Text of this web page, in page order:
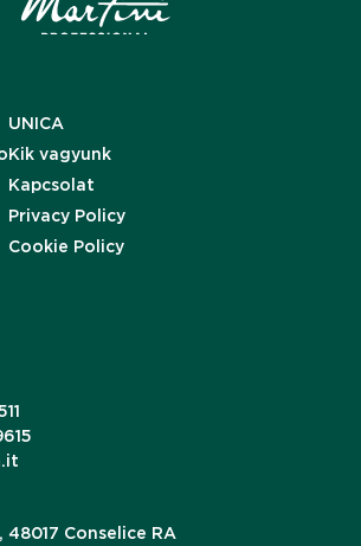
UNICA
Kik vagyunk
Kapcsolat
Privacy Policy
Cookie Policy
Conselice RA